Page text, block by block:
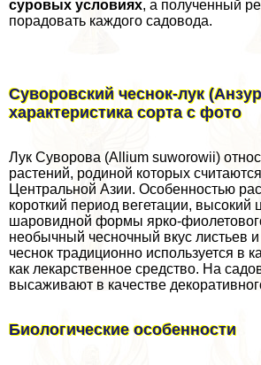
суровых условиях, а полученный
порадовать каждого садовода.
Суворовский чеснок-лук
хаpaктеристика сорта с фото
Лук Суворова (Allium suworowii)
растений, родиной которых
Центральной Азии. Особенностью
короткий период вегетации, высокий
шаровидной формы ярко-
необычный чесночный вкус листьев
чеснок традиционно используется в
как лекарственное средство. На
высаживают в качестве
Биологические особенности